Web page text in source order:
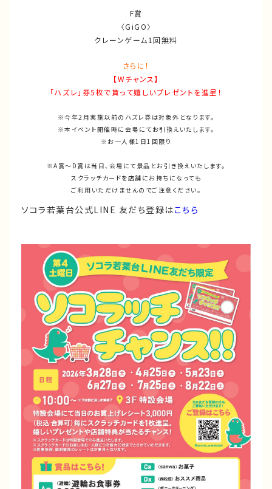
F賞
〈GiGO〉
クレーンゲーム1回無料
さらに！
【Wチャンス】
「ハズレ」券5枚で貰って嬉しいプレゼントを進呈！
※今年2月実施以前のハズレ券は対象外となります。
※本イベント開催時に会場にてお引換えいたします。
※お一人様1日1回限り
※A賞～D賞は当日、会場にて景品とお引き換えいたします。
スクラッチカードを店舗にお持ちになっても
ご利用いただけませんのでご注意ください。
ソコラ若葉台公式LINE 友だち登録はこちら